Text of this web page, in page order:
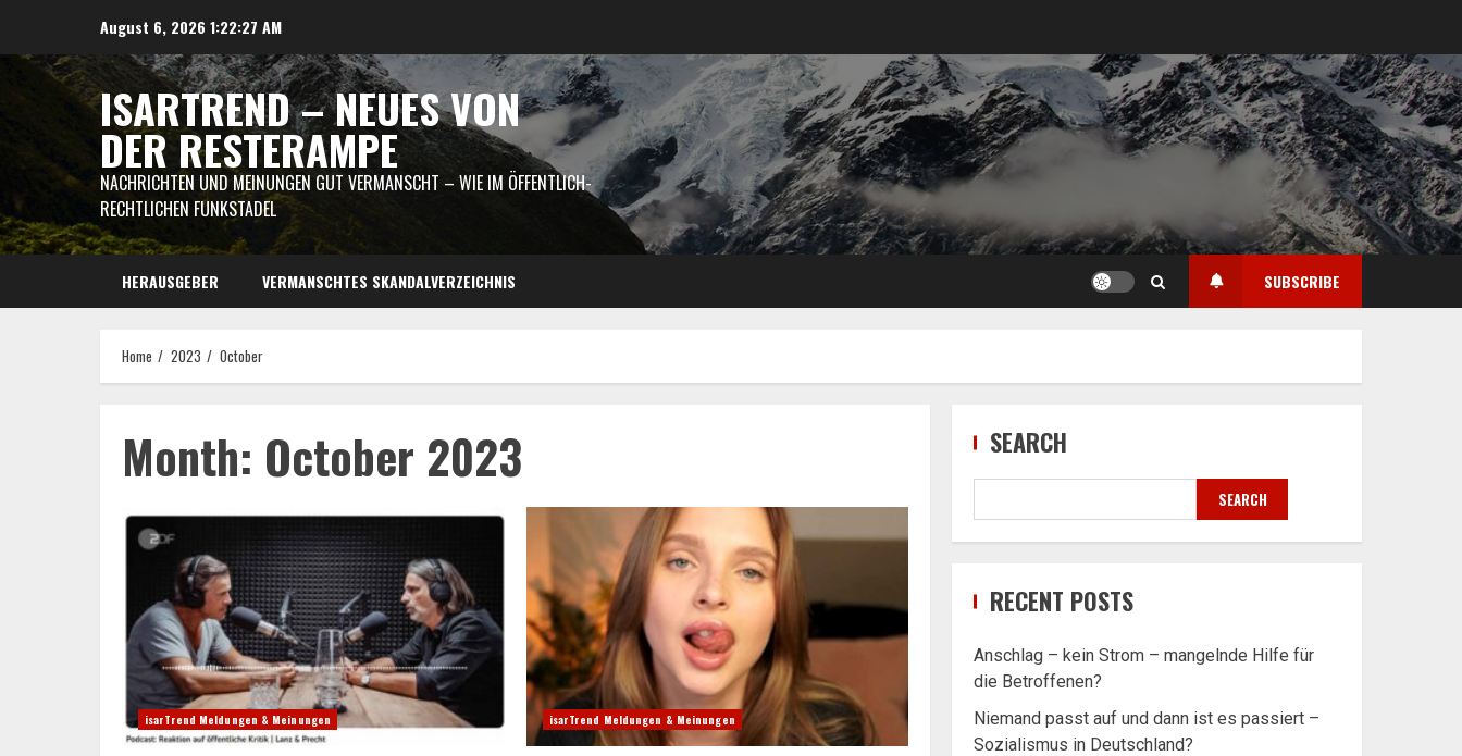
content
August 6, 2026 1:22:27 AM
ISARTREND – NEUES VON
DER RESTERAMPE
NACHRICHTEN UND MEINUNGEN GUT VERMANSCHT – WIE IM ÖFFENTLICH-
RECHTLICHEN FUNKSTADEL
HERAUSGEBER VERMANSCHTES SKANDALVERZEICHNIS SUBSCRIBE
Home 2023 October
Month: October 2023
isarTrend Meldungen & Meinungen isarTrend Meldungen & Meinungen
SEARCH
SEARCH
RECENT POSTS
Anschlag – kein Strom – mangelnde Hilfe für
die Betroffenen?
Niemand passt auf und dann ist es passiert –
Sozialismus in Deutschland?